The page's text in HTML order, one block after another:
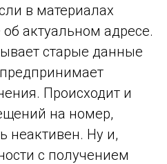
в материалах
актуальном адресе.
старые данные
Происходит и
на номер,
неактивен. Ну и,
с получением